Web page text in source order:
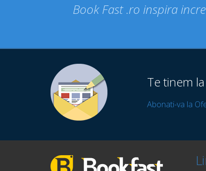
Book Fast .ro inspira
Te tinem
Abonati-va la